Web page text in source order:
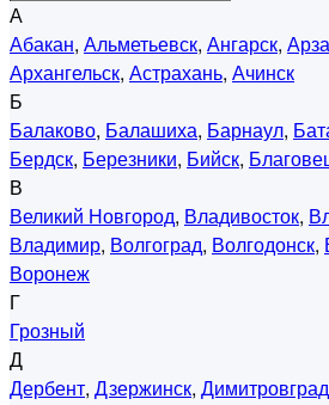
А
Абакан, Альметьевск, Ангарск,
Архангельск, Астрахань, Ачинск
Б
Балаково, Балашиха, Барнаул,
Бердск, Березники, Бийск,
В
Великий Новгород, Владивосток,
Владимир, Волгоград, Волгодонск,
Воронеж
Г
Грозный
Д
Дербент, Дзержинск, Димитровград